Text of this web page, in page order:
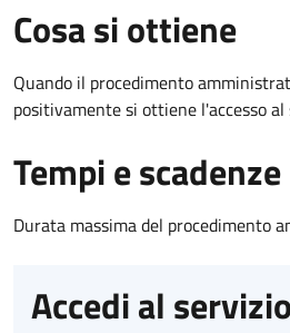
Cosa si ottiene
Quando il procedimento
positivamente si ottiene l'accesso al
Tempi e scadenze
Durata massima del procedimento
Accedi al servizio